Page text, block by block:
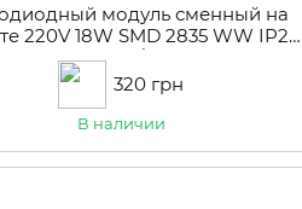
модуль сменный на
220V 18W SMD 2835 WW IP20
(LW-03/36)
320 грн
В наличии